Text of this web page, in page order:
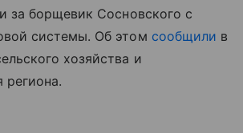
за борщевик Сосновского с
системы. Об этом сообщили в
хозяйства и
региона.